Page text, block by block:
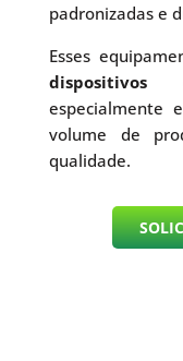
padronizadas e
Esses
especialmente
volume de
qualidade.